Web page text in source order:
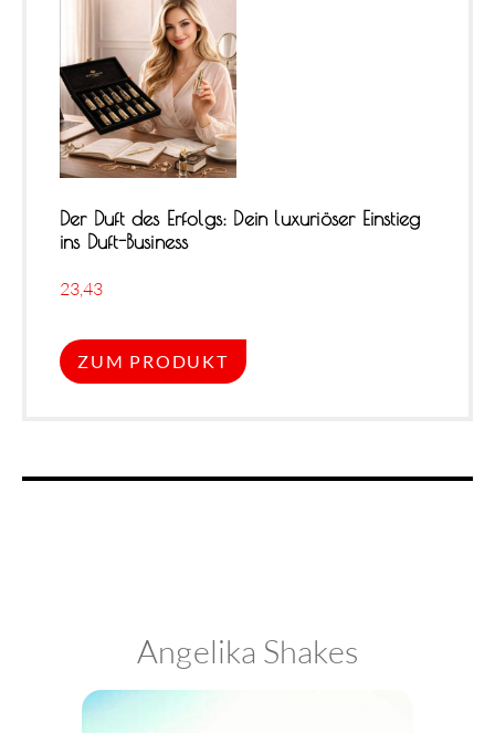
Der Duft des Erfolgs: Dein luxuriöser Einstieg
ins Duft-Business
23,43
ZUM PRODUKT
Angelika Shakes